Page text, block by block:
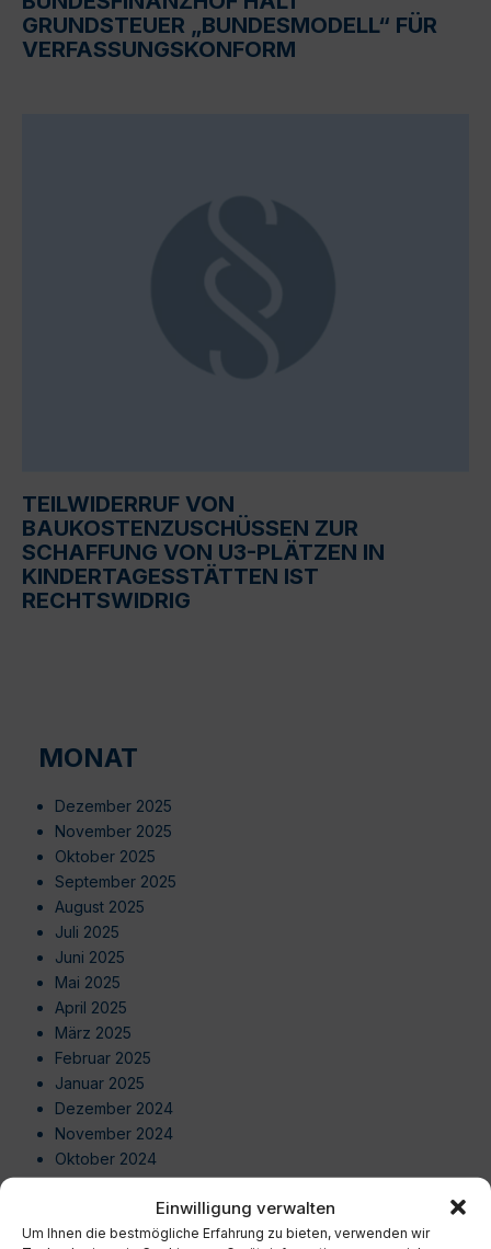
Einwilligung verwalten
Um Ihnen die bestmögliche Erfahrung zu bieten, verwenden wir
GRUNDSTEUER „BUNDESMODELL“ FÜR
VERFASSUNGSKONFORM
TEILWIDERRUF VON
BAUKOSTENZUSCHÜSSEN ZUR
SCHAFFUNG VON U3-PLÄTZEN IN
KINDERTAGESSTÄTTEN IST
RECHTSWIDRIG
MONAT
Dezember 2025
November 2025
Oktober 2025
September 2025
August 2025
Juli 2025
Juni 2025
Mai 2025
April 2025
März 2025
Februar 2025
Januar 2025
Dezember 2024
November 2024
Oktober 2024
September 2024
Juli 2024